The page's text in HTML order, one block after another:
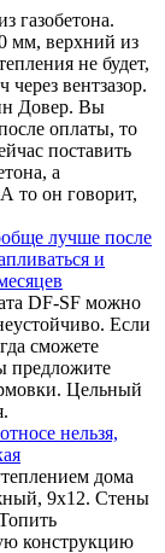
газобетона.
мм, верхний из
не будет,
вентзазор.
Довер. Вы
оплаты, то
поставить
а
то он говорит,
лучше после
и
DF-SF можно
Если
сможете
предложите
Цельный
нельзя,
дома
9х12. Стены
конструкцию